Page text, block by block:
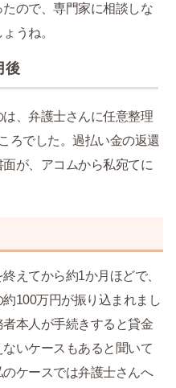
ので、専門家に相談しな
うね。
後
、弁護士さんに任意整理
ろでした。過払い金の返還
が、アコムから私宛てに
えてから約1か月ほどで、
100万円が振り込まれまし
本人が手続きすると貸金
いケースもあると聞いて
ケースでは弁護士さんへ